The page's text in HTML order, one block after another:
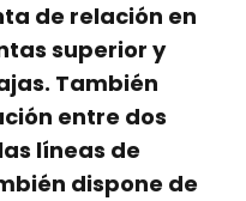
de relación en
superior y
También
entre dos
líneas de
dispone de